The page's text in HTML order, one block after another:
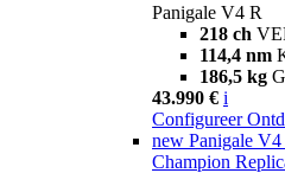
Panigale V4 R
218 ch
114,4 nm
186,5 kg
43.990 € i
Configureer
new Panigale
Champion